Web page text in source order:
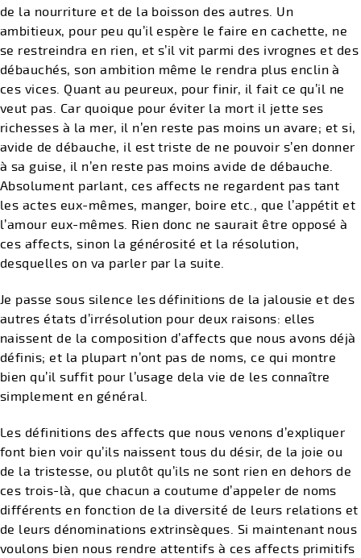
de la nourriture et de la boisson des autres. Un
ambitieux, pour peu qu’il espère le faire en cachette, ne
se restreindra en rien, et s’il vit parmi des ivrognes et des
débauchés, son ambition même le rendra plus enclin à
ces vices. Quant au peureux, pour finir, il fait ce qu’il ne
veut pas. Car quoique pour éviter la mort il jette ses
richesses à la mer, il n’en reste pas moins un avare; et si,
avide de débauche, il est triste de ne pouvoir s’en donner
à sa guise, il n’en reste pas moins avide de débauche.
Absolument parlant, ces affects ne regardent pas tant
les actes eux-mêmes, manger, boire etc., que l’appétit et
l’amour eux-mêmes. Rien donc ne saurait être opposé à
ces affects, sinon la générosité et la résolution,
desquelles on va parler par la suite.
Je passe sous silence les définitions de la jalousie et des
autres états d’irrésolution pour deux raisons: elles
naissent de la composition d’affects que nous avons déjà
définis; et la plupart n’ont pas de noms, ce qui montre
bien qu’il suffit pour l’usage dela vie de les connaître
simplement en général.
Les définitions des affects que nous venons d’expliquer
font bien voir qu’ils naissent tous du désir, de la joie ou
de la tristesse, ou plutôt qu’ils ne sont rien en dehors de
ces trois-là, que chacun a coutume d’appeler de noms
différents en fonction de la diversité de leurs relations et
de leurs dénominations extrinsèques. Si maintenant nous
voulons bien nous rendre attentifs à ces affects primitifs